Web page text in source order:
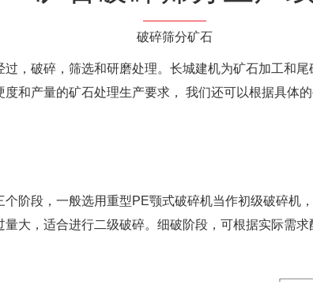
破碎筛分矿石
，破碎，筛选和研磨处理。长城建机为矿石加工和
和产量的矿石处理生产要求， 我们还可以根据具体
阶段，一般选用重型PE颚式破碎机当作初级破碎机
大，适合进行二级破碎。细破阶段，可根据实际需